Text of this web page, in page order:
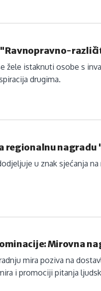
žele istaknuti osobe s
drugima.
regionalnu nagradu
u znak sjećanja
Mirovna
mira poziva na
i promociji pitanja